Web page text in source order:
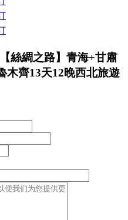
【絲綢之路】青海+甘肅
木齊13天12晚西北旅遊